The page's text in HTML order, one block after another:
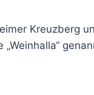
Kreuzberg
„Weinhalla“